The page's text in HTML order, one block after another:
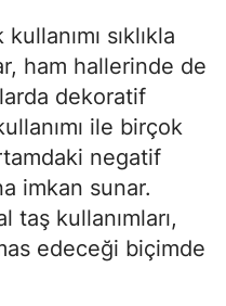
sıklıkla
ham hallerinde de
dekoratif
ile birçok
negatif
imkan sunar.
taş kullanımları,
edeceği biçimde